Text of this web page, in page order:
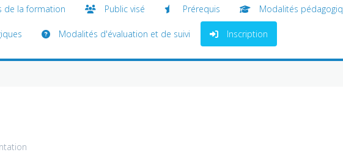
de la formation Public visé Prérequis Modalités
Modalités d'évaluation et de suivi Inscription